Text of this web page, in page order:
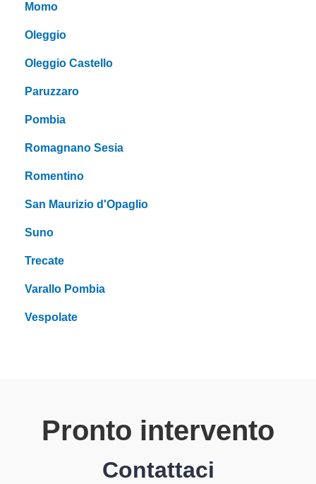
Momo
Oleggio
Oleggio Castello
Paruzzaro
Pombia
Romagnano Sesia
Romentino
San Maurizio d'Opaglio
Suno
Trecate
Varallo Pombia
Vespolate
Pronto intervento
Contattaci